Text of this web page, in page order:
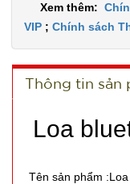
Xem thêm:
VIP ; Chính sách
Thông tin sản
Loa
Tên sản phẩm